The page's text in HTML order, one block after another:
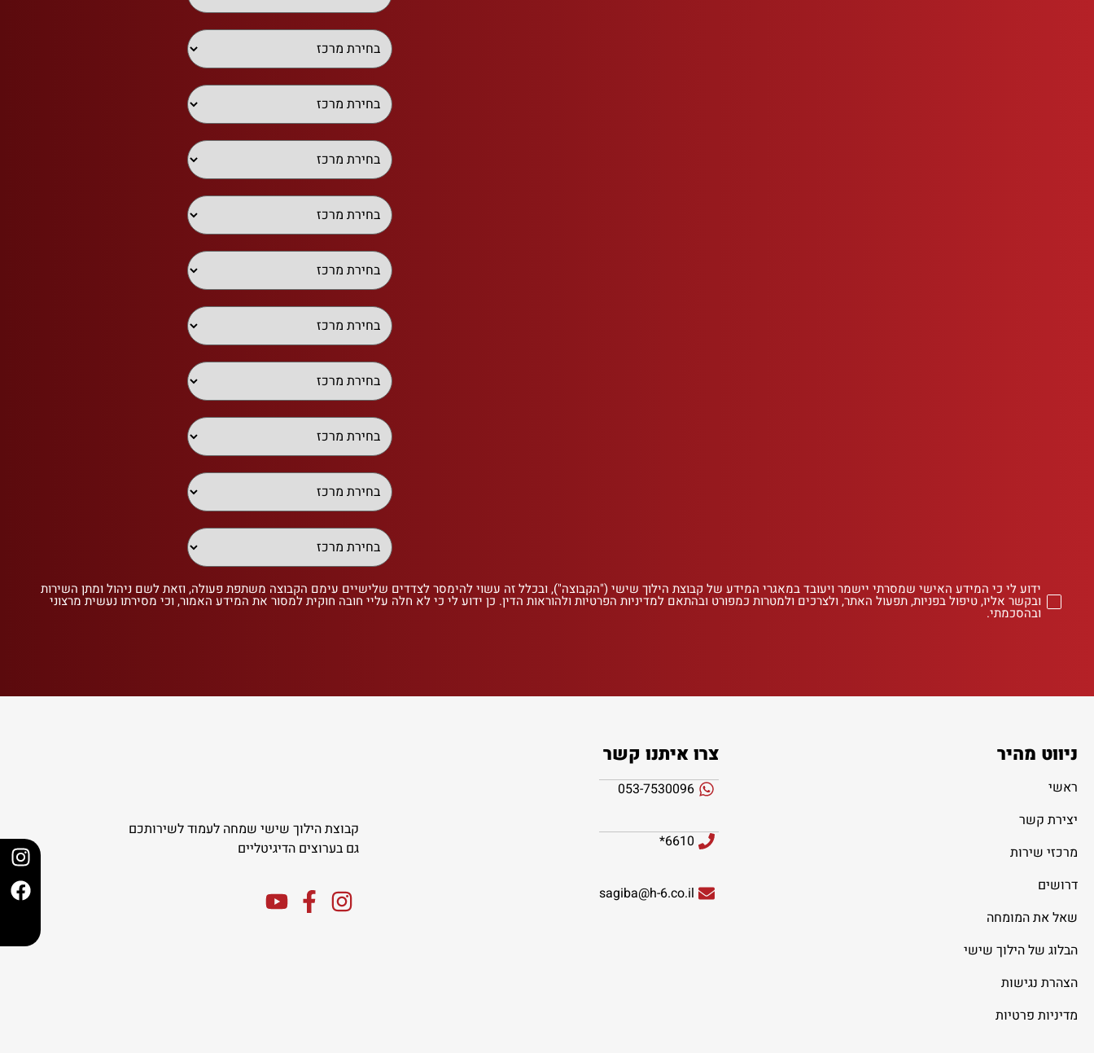
ידוע לי כי המידע האישי שמסרתי יישמר ויעובד במאגרי המידע של קבוצת הילוך שישי ("הקבוצה"), ובכלל זה עשוי להימסר לצדדים שלישיים עימם הקבוצה משתפת פעולה, וזאת לשם ניהול ומתן השירות
ובקשר אליו, טיפול בפניות, תפעול האתר, ולצרכים ולמטרות כמפורט ובהתאם למדיניות הפרטיות ולהוראות הדין. כן ידוע לי כי לא חלה עליי חובה חוקית למסור את המידע האמור, וכי מסירתו נעשית מרצוני
ובהסכמתי.
ניווט מהיר
ראשי
יצירת קשר
מרכזי שירות
דרושים
שאל את המומחה
הבלוג של הילוך שישי
הצהרת נגישות
מדיניות פרטיות
צרו איתנו קשר
053-7530096
6610*
sagiba@h-6.co.il
קבוצת הילוך שישי שמחה לעמוד לשירותכם
גם בערוצים הדיגיטליים